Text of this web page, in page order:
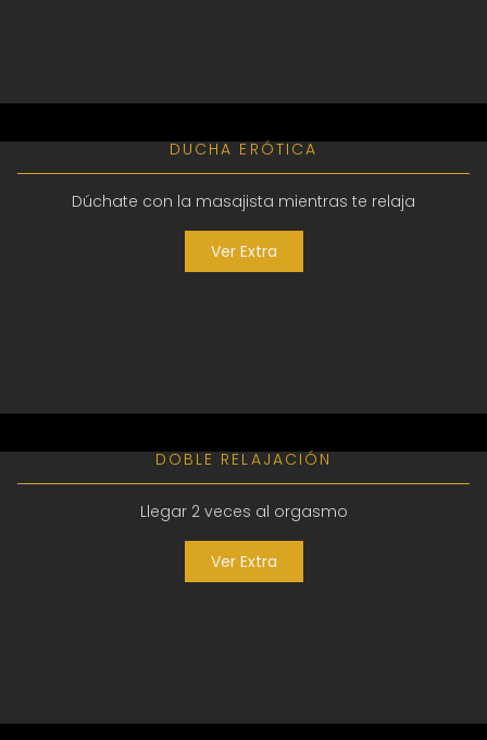
DUCHA ERÓTICA
Dúchate con la masajista mientras te relaja
Ver Extra
DOBLE RELAJACIÓN
Llegar 2 veces al orgasmo
Ver Extra